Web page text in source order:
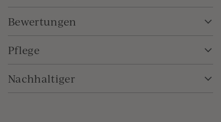
Bewertungen
Pflege
Nachhaltiger